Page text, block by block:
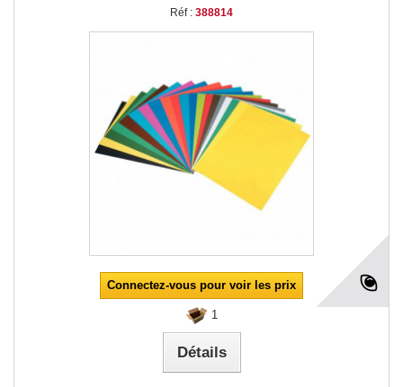
Réf : 388814
Connectez-vous pour voir les prix
1
Détails